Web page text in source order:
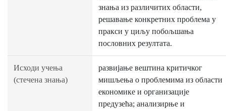
знања из различитих области,
решавање конкретних проблема у
пракси у циљу побољшања
пословних резултата.
Исходи учења
(стечена знања)
развијање вештина критичког
мишљења о проблемима из области
економике и организације
предузећа; анализирње и